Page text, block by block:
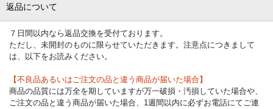
返品について
７日間以内なら返品交換を受付ております。
ただし、未開封のものに限らせていただきます。注意点につきまして
は、以下をお読みください。
【不良品あるいはご注文の品と違う商品が届いた場合】
商品の品質には万全を期していますが万一破損・汚損していた場合や、
ご注文の品と違う商品が届いた場合、1週間以内に必ずお電話にてご連